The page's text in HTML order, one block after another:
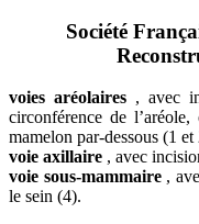
Société
voies aréolaires , avec
circonférence de
mamelon par-dessous (1 et
voie axillaire , avec
voie sous-mammaire ,
le sein (4).